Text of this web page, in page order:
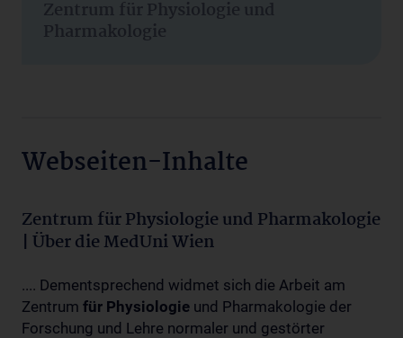
Zentrum für Physiologie und
Pharmakologie
Webseiten-Inhalte
Zentrum für Physiologie und Pharmakologie
| Über die MedUni Wien
.... Dementsprechend widmet sich die Arbeit am
Zentrum für Physiologie und Pharmakologie der
Forschung und Lehre normaler und gestörter